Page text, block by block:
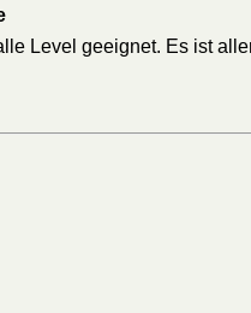
Level geeignet. Es ist